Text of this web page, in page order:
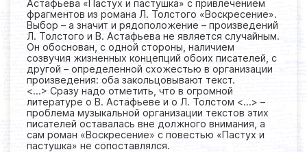
Астафьева «Пастух и пастушка» с привлечением
фрагментов из романа Л. Толстого «Воскресение».
Выбор – а значит и рядоположение – произведений
Л. Толстого и В. Астафьева не является случайным.
Он обоснован, с одной стороны, наличием
созвучия жизненных концепций обоих писателей, с
другой – определенной схожестью в организации
произведения: оба закольцовывают текст.
<...> Сразу надо отметить, что в огромной
литературе о В. Астафьеве и о Л. Толстом <...> –
проблема музыкальной организации текстов этих
писателей оставалась вне должного внимания, а
сам роман «Воскресение» с повестью «Пастух и
пастушка» не сопоставлялся.